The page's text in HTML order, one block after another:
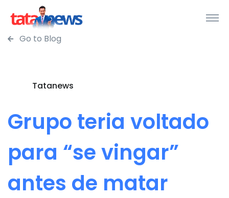
Go to Blog
Tatanews
Grupo teria voltado
para “se vingar”
antes de matar